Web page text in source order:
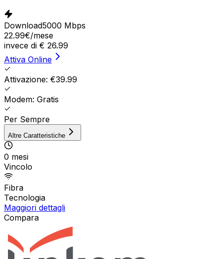
Download5000 Mbps
22.99€/mese
invece di € 26.99
Attiva Online
Attivazione: €39.99
Modem: Gratis
Per Sempre
Altre Caratteristiche
0 mesi
Vincolo
Fibra
Tecnologia
Maggiori dettagli
Compara